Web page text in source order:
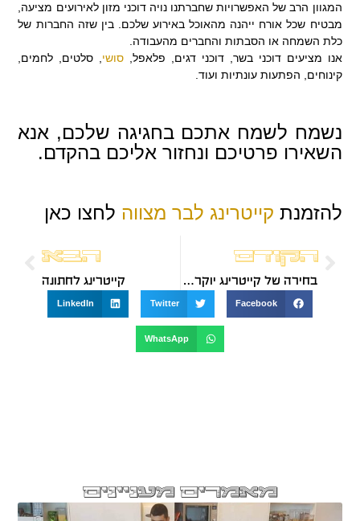
המגוון הרב של האפשרויות שחברתנו נויה דוכני מזון לאירועים מציעה,
מבטיח שכל אורח ייהנה מהאוכל באירוע שלכם. בין שזה החברות של
כלת השמחה או הסבתות והחברים מהעבודה.
אנו מציעים דוכני בשר, דוכני דגים, פלאפל, סושי , סלטים, לחמים,
קינוחים, הפתעות עונתיות ועוד.
נשמח לשמח אתכם בחגיגה שלכם, אנא
השאירו פרטיכם ונחזור אליכם בהקדם.
להזמנת קייטרינג לבר מצווה לחצו כאן
הקודם
בחירה של קייטרינג יוקרתי לאירועים קטנים
הבא
קייטרינג לחתונה
Facebook
Twitter
LinkedIn
WhatsApp
מאמרים מעניינים